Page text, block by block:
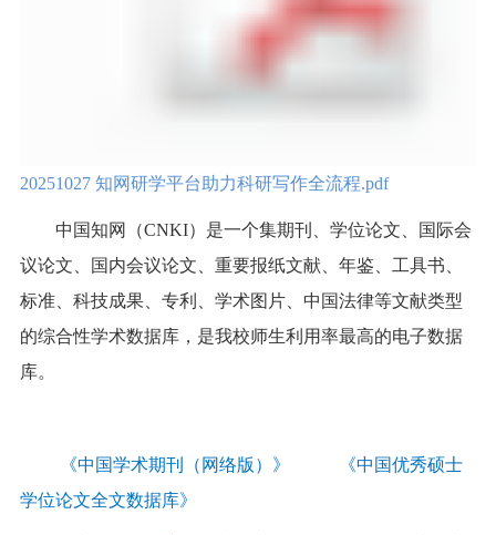
20251027 知网研学平台助力科研写作全流程.pdf
中国知网（CNKI）是一个集期刊、学位论文、国际会
议论文、国内会议论文、重要报纸文献、年鉴、工具书、
标准、科技成果、专利、学术图片、中国法律等文献类型
的综合性学术数据库，是我校师生利用率最高的电子数据
库。
《中国学术期刊（网络版） 》 《中国优秀硕士
学位论文全文数据库》